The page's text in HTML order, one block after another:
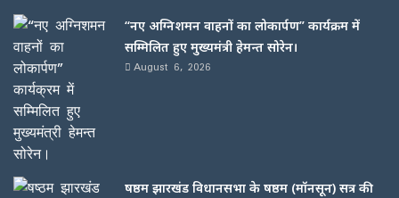
“नए अग्निशमन वाहनों का लोकार्पण” कार्यक्रम में
सम्मिलित हुए मुख्यमंत्री हेमन्त सोरेन।
August 6, 2026
षष्ठम झारखंड विधानसभा के षष्ठम (मॉनसून) सत्र की